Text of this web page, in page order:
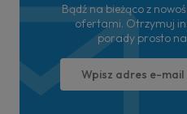
Bądź na bieżąco z
ofertami. Otrzymuj
porady prosto